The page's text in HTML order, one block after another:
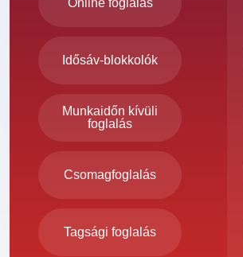
Idősáv-blokkolók
Munkaidőn kívüli
foglalás
Csomagfoglalás
Tagsági foglalás